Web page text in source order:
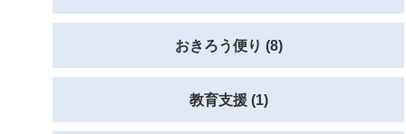
おきろう便り (8)
教育支援 (1)